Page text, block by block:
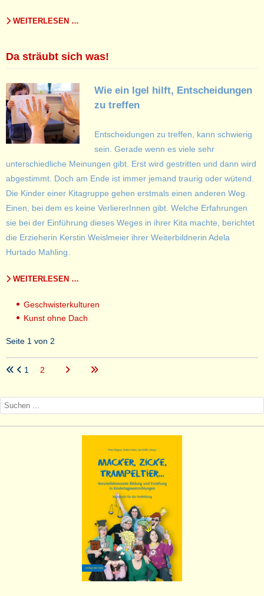
WEITERLESEN …
Da sträubt sich was!
Wie ein Igel hilft, Entscheidungen
zu treffen
Entscheidungen zu treffen, kann schwierig
sein. Gerade wenn es viele sehr
unterschiedliche Meinungen gibt. Erst wird gestritten und dann wird
abgestimmt. Doch am Ende ist immer jemand traurig oder wütend.
Die Kinder einer Kitagruppe gehen erstmals einen anderen Weg.
Einen, bei dem es keine VerliererInnen gibt. Welche Erfahrungen
sie bei der Einführung dieses Weges in ihrer Kita machte, berichtet
die Erzieherin Kerstin Weislmeier ihrer Weiterbildnerin Adela
Hurtado Mahling.
WEITERLESEN …
Geschwisterkulturen
Kunst ohne Dach
Seite 1 von 2
1 2